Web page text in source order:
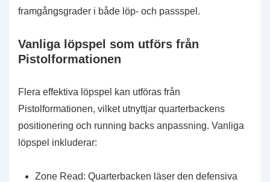
framgångsgrader i både löp- och passspel.
Vanliga löpspel som utförs från
Pistolformationen
Flera effektiva löpspel kan utföras från
Pistolformationen, vilket utnyttjar quarterbackens
positionering och running backs anpassning. Vanliga
löpspel inkluderar:
Zone Read: Quarterbacken läser den defensiva